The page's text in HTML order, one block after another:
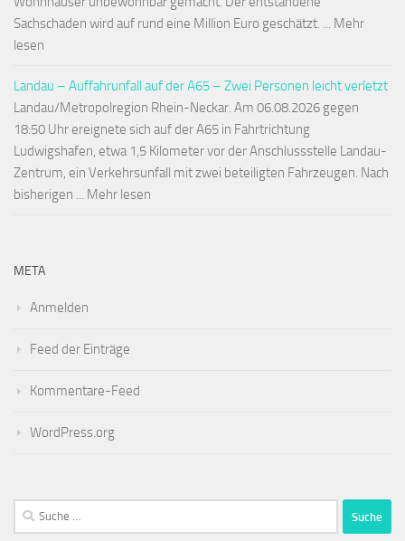
Sachschaden wird auf rund eine Million Euro geschätzt. ... Mehr
lesen
Landau – Auffahrunfall auf der A65 – Zwei Personen leicht verletzt
Landau/Metropolregion Rhein-Neckar. Am 06.08.2026 gegen
18:50 Uhr ereignete sich auf der A65 in Fahrtrichtung
Ludwigshafen, etwa 1,5 Kilometer vor der Anschlussstelle Landau-
Zentrum, ein Verkehrsunfall mit zwei beteiligten Fahrzeugen. Nach
bisherigen ... Mehr lesen
META
Anmelden
Feed der Einträge
Kommentare-Feed
WordPress.org
Suche
nach: